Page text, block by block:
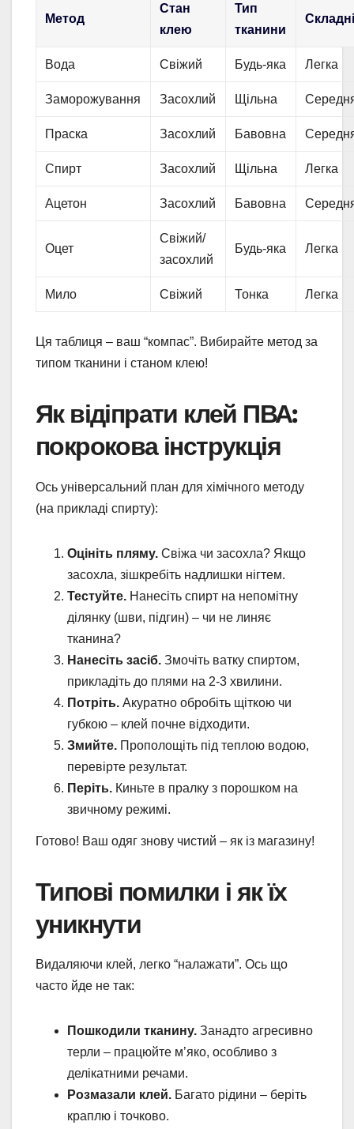
Метод
Стан
клею
Тип
тканини
Вода Свіжий Будь-яка Легка
Заморожування Засохлий Щільна
Праска Засохлий Бавовна
Спирт Засохлий Щільна Легка
Ацетон Засохлий Бавовна
Оцет
Свіжий/
засохлий
Будь-яка Легка
Мило Свіжий Тонка Легка
Ця таблиця – ваш “компас”. Вибирайте метод за
типом тканини і станом клею!
Як відіпрати клей ПВА:
покрокова інструкція
Ось універсальний план для хімічного методу
(на прикладі спирту):
Оцініть пляму. Свіжа чи засохла? Якщо
засохла, зішкребіть надлишки нігтем.
Тестуйте. Нанесіть спирт на непомітну
ділянку (шви, підгин) – чи не линяє
тканина?
Нанесіть засіб. Змочіть ватку спиртом,
прикладіть до плями на 2-3 хвилини.
Потріть. Акуратно обробіть щіткою чи
губкою – клей почне відходити.
Змийте. Прополощіть під теплою водою,
перевірте результат.
Періть. Киньте в пралку з порошком на
звичному режимі.
Готово! Ваш одяг знову чистий – як із магазину!
Типові помилки і як їх
уникнути
Видаляючи клей, легко “налажати”. Ось що
часто йде не так:
Пошкодили тканину. Занадто агресивно
терли – працюйте м’яко, особливо з
делікатними речами.
Розмазали клей. Багато рідини – беріть
краплю і точково.